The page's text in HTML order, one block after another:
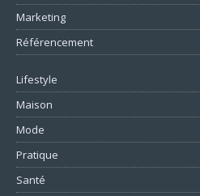
Marketing
Référencement
Lifestyle
Maison
Mode
Pratique
Santé